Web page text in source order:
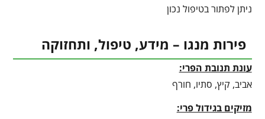
ניתן לפתור בטיפול נכון
פירות מנגו – מידע, טיפול, ותחזוקה
עונת תנובת הפרי:
אביב, קיץ, סתיו, חורף
מזיקים בגידול פרי: